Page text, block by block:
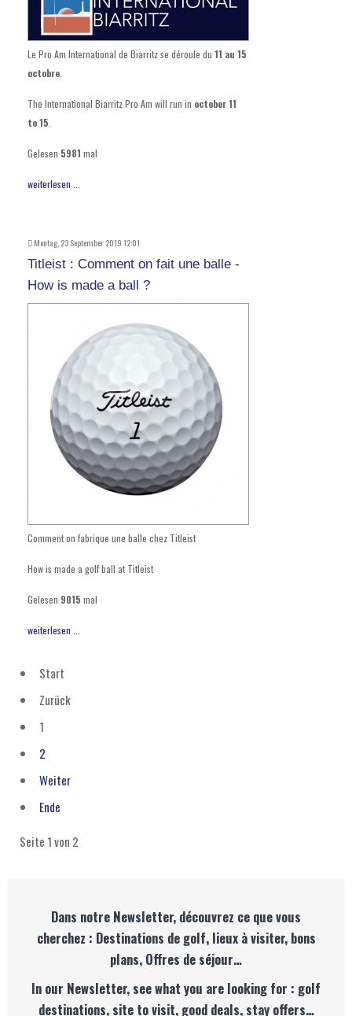
Le Pro Am International de Biarritz se déroule du 11 au 15
octobre
The International Biarritz Pro Am will run in october 11
to 15
Gelesen 5981 mal
weiterlesen ...
Montag, 23 September 2019 12:01
Titleist : Comment on fait une balle -
How is made a ball ?
Comment on fabrique une balle chez Titleist
How is made a golf ball at Titleist
Gelesen 9015 mal
weiterlesen ...
Start
Zurück
1
2
Weiter
Ende
Seite 1 von 2
Dans notre Newsletter, découvrez ce que vous
cherchez : Destinations de golf, lieux à visiter, bons
plans, Offres de séjour…
In our Newsletter, see what you are looking for : golf
destinations, site to visit, good deals, stay offers…